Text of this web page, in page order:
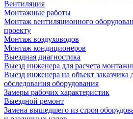
Вентиляция
Монтажные работы
Монтаж вентиляционного
проекту
Монтаж воздуховодов
Монтаж кондиционеров
Выездная диагностика
Выезд инженера для расчета
Выезд инженера на объект заказчика
обследования оборудования
Замеры рабочих характеристик
Выездной ремонт
Замена вышедшего из строя